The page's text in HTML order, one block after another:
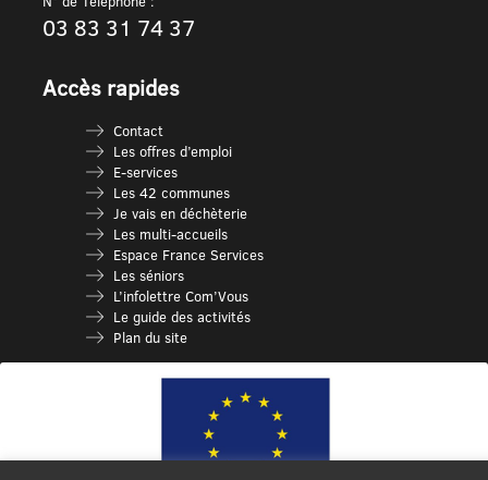
03 83 31 74 37
Accès rapides
Contact
Les offres d’emploi
E-services
Les 42 communes
Je vais en déchèterie
Les multi-accueils
Espace France Services
Les séniors
L’infolettre Com’Vous
Le guide des activités
Plan du site